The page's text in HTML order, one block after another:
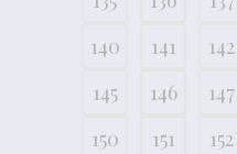
140
141 142
145
146 147
150
151 152